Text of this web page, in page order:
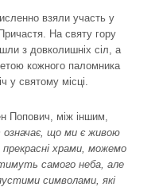
взяли участь у
На святу гору
з довколишніх сіл, а
кожного паломника
у святому місці.
Попович, між іншим,
що ми є живою
храми, можемо
самого неба, але
символами, які